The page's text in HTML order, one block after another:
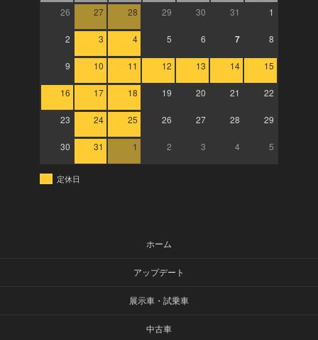
26 27 28 29 30 31 1
2 3 4 5 6 7 8
9 10 11 12 13 14 15
16 17 18 19 20 21 22
23 24 25 26 27 28 29
30 31 1 2 3 4 5
定休日
ホーム
アップデート
展示車・試乗車
中古車